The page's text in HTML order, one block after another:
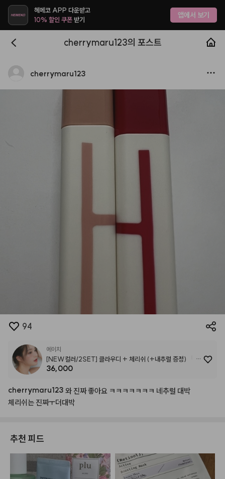
헤메코 APP 다운받고
10% 할인 쿠폰받기 앱에서 보기
cherrymaru123의 포스트
cherrymaru123
94
에이치
[NEW컬러/2SET] 클라우디 + 체리쉬 (+내추럴 증정)
[NEW/사은품증정] 듀이 틴트 '쥬이시+멜로우' SET (+ 본품
36,000
cherrymaru123 와 진짜좋아요 ㅋㅋㅋㅋㅋㅋㅋ 네추럴 대박
체리쉬는 진짜ㅜ더대박
추천 피드